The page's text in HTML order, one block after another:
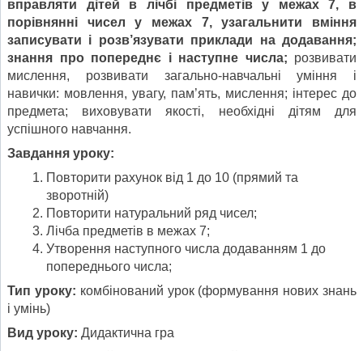
вправляти дітей в лічбі предметів у межах 7, в
порівнянні чисел у межах 7, узагальнити вміння
записувати і розв’язувати приклади на додавання;
знання про попереднє і наступне числа; розвивати
мислення, розвивати загально-навчальні уміння і
навички: мовлення, увагу, пам’ять, мислення; інтерес до
предмета; виховувати якості, необхідні дітям для
успішного навчання.
Завдання уроку:
Повторити рахунок від 1 до 10 (прямий та
зворотній)
Повторити натуральний ряд чисел;
Лічба предметів в межах 7;
Утворення наступного числа додаванням 1 до
попереднього числа;
Тип уроку: комбінований урок (формування нових знань
і умінь)
Вид уроку: Дидактична гра